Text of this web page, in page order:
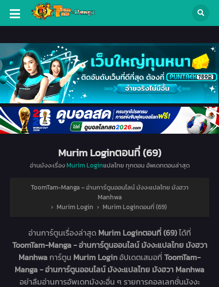
Murim Loginตอนที่ (69)
อ่านมังงะเรื่องMurim Loginแปลไทย ทุกตอน อัพเดทตอนล่าสุด
ToomTam-Manga – อ่านการ์ตูนออนไลน์ มังงะแปลไทย มังฮวา
Manhwa
› Murim Login › Murim Loginตอนที่ (69)
อ่านการ์ตูนเรื่องล่าสุด Murim Loginตอนที่ (69)ได้ที่
ToomTam-Manga - อ่านการ์ตูนออนไลน์ มังงะแปลไทย มังฮวา
Manhwaการ์ตูน Murim Loginอัปเดตเสมอที่ ToomTam-
Manga - อ่านการ์ตูนออนไลน์ มังงะแปลไทย มังฮวา Manhwa
อย่าลืมอ่านการอัพเดทมังงะอื่น ๆ รายการคอลเลกชั่นมังงะ